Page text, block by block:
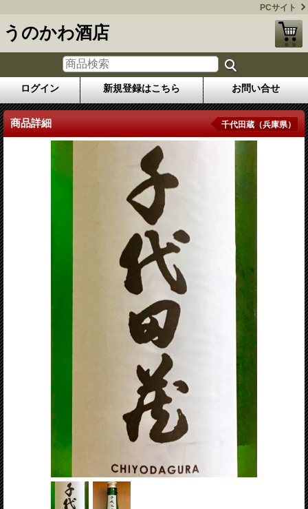
PCサイト
うのかわ酒店
ログイン 新規登録はこちら お問い合せ
商品詳細 千代田蔵（兵庫県）